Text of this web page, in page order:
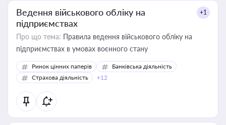
Ведення військового обліку на
підприємствах
+1
Про що тема: Правила ведення військового обліку на
підприємствах в умовах воєнного стану
Ринок цінних паперів
Банківська діяльність
Страхова діяльність
+12